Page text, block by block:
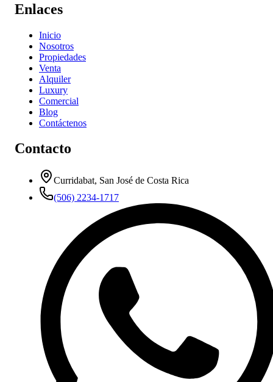
Enlaces
Inicio
Nosotros
Propiedades
Venta
Alquiler
Luxury
Comercial
Blog
Contáctenos
Contacto
Curridabat, San José de Costa Rica
(506) 2234-1717